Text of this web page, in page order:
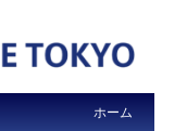
ホーム